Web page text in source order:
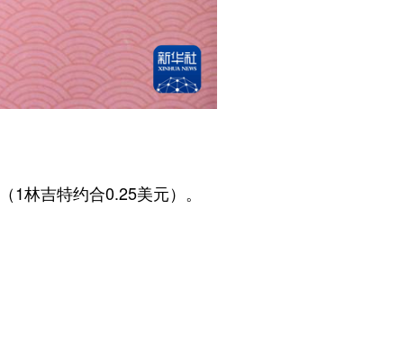
林吉特约合0.25美元）。